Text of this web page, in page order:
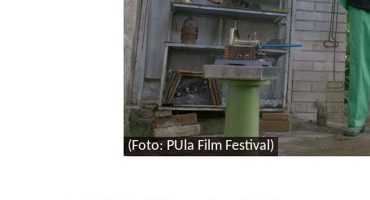
(Foto: PUla Film Festival)